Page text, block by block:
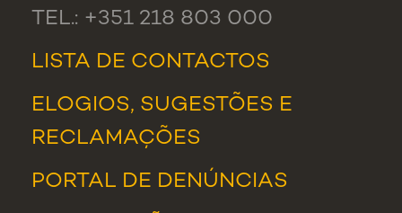
TEL.: +351 218 803 000
LISTA DE CONTACTOS
ELOGIOS, SUGESTÕES E
RECLAMAÇÕES
PORTAL DE DENÚNCIAS